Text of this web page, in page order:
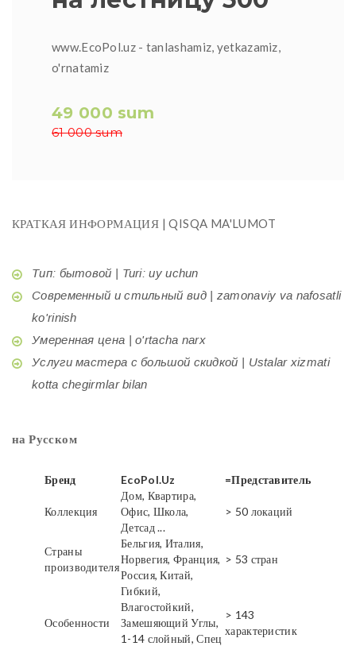
www.EcoPol.uz - tanlashamiz, yetkazamiz,
o'rnatamiz
49 000 sum
61 000 sum
КРАТКАЯ ИНФОРМАЦИЯ | QISQA MA'LUMOT
Тип: бытовой | Turi: uy uchun
Современный и стильный вид | zamonaviy va nafosatli
ko'rinish
Умеренная цена | o'rtacha narx
Услуги мастера с большой скидкой | Ustalar xizmati
kotta chegirmlar bilan
на Русском
Бренд EcoPol.Uz =Представитель
Коллекция
Дом, Квартира,
Офис, Школа,
Детсад ...
> 50 локаций
Страны
производителя
Бельгия, Италия,
Норвегия, Франция,
Россия, Китай,
> 53 стран
Особенности
Гибкий,
Влагостойкий,
Замешяющий Углы,
1-14 слойный, Спец
> 143
характеристик